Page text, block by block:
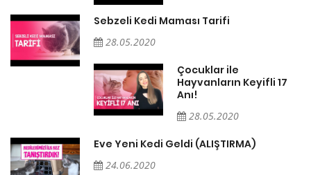
Sebzeli Kedi Maması Tarifi
28.05.2020
Çocuklar ile
Hayvanların Keyifli 17
Anı!
28.05.2020
Eve Yeni Kedi Geldi (ALIŞTIRMA)
24.06.2020